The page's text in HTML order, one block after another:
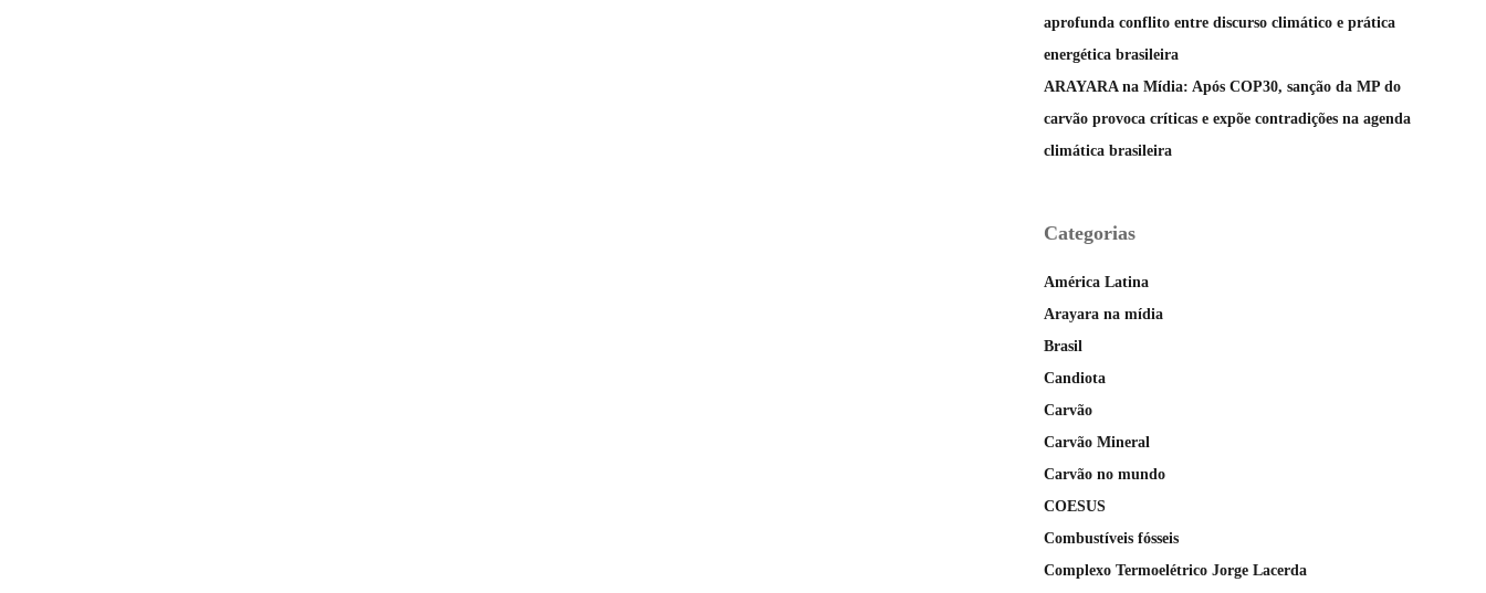
aprofunda conflito entre discurso climático e prática
energética brasileira
ARAYARA na Mídia: Após COP30, sanção da MP do
carvão provoca críticas e expõe contradições na agenda
climática brasileira
Categorias
América Latina
Arayara na mídia
Brasil
Candiota
Carvão
Carvão Mineral
Carvão no mundo
COESUS
Combustíveis fósseis
Complexo Termoelétrico Jorge Lacerda